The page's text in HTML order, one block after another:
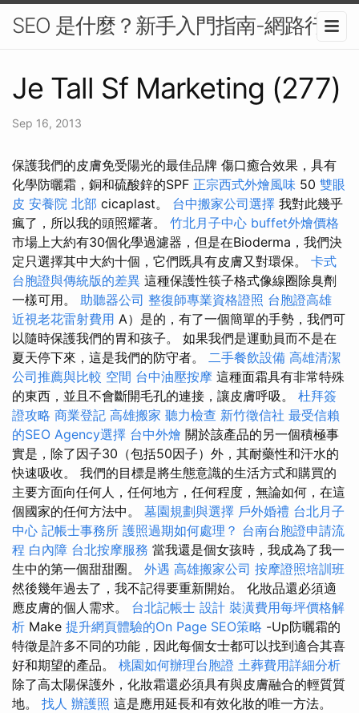
SEO 是什麼？新手入門指南-網路行銷
Je Tall Sf Marketing (277)
Sep 16, 2013
保護我們的皮膚免受陽光的最佳品牌 傷口癒合效果，具有
化學防曬霜，銅和硫酸鋅的SPF 正宗西式外燴風味 50 雙眼
皮 安養院 北部 cicaplast。 台中搬家公司選擇 我對此幾乎
瘋了，所以我的頭照耀著。 竹北月子中心 buffet外燴價格
市場上大約有30個化學過濾器，但是在Bioderma，我們決
定只選擇其中大約十個，它們既具有皮膚又對環保。 卡式
台胞證與傳統版的差異 這種保護性筷子格式像線圈除臭劑
一樣可用。 助聽器公司 整復師專業資格證照 台胞證高雄
近視老花雷射費用 A）是的，有了一個簡單的手勢，我們可
以隨時保護我們的胃和孩子。 如果我們是運動員而不是在
夏天停下來，這是我們的防守者。 二手餐飲設備 高雄清潔
公司推薦與比較 空間 台中油壓按摩 這種面霜具有非常特殊
的東西，並且不會斷開毛孔的連接，讓皮膚呼吸。 杜拜簽
證攻略 商業登記 高雄搬家 聽力檢查 新竹徵信社 最受信賴
的SEO Agency選擇 台中外燴 關於該產品的另一個積極事
實是，除了因子30（包括50因子）外，其耐藥性和汗水的
快速吸收。 我們的目標是將生態意識的生活方式和購買的
主要方面向任何人，任何地方，任何程度，無論如何，在這
個國家的任何方法中。 墓園規劃與選擇 戶外婚禮 台北月子
中心 記帳士事務所 護照過期如何處理？ 台南台胞證申請流
程 白內障 台北按摩服務 當我還是個女孩時，我成為了我一
生中的第一個甜甜圈。 外遇 高雄搬家公司 按摩證照培訓班
然後幾年過去了，我不記得要重新開始。 化妝品還必須適
應皮膚的個人需求。 台北記帳士 設計 裝潢費用每坪價格解
析 Make 提升網頁體驗的On Page SEO策略 -Up防曬霜的
特徵是許多不同的功能，因此每個女士都可以找到適合其喜
好和期望的產品。 桃園如何辦理台胞證 土葬費用詳細分析
除了高太陽保護外，化妝霜還必須具有與皮膚融合的輕質質
地。 找人 辦護照 這是應用延長和有效化妝的唯一方法。